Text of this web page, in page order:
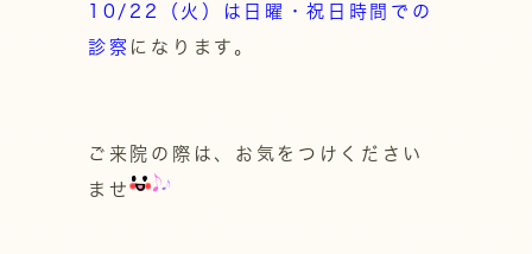
10/22（火）は日曜・祝日時間での
診察 になります。
ご来院の際は、お気をつけください
ませ